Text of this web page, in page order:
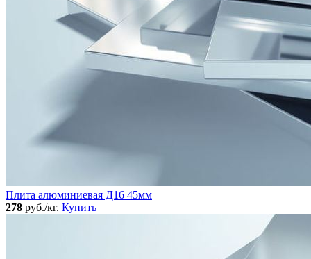
Плита алюминиевая Д16 45мм
278 руб./кг. Купить